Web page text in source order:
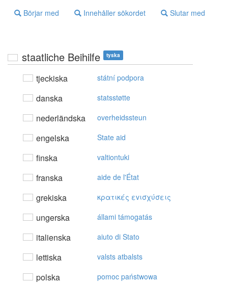
Börjar med Innehåller sökordet Slutar med
staatliche Beihilfe tyska
tjeckiska státní podpora
danska statsstøtte
nederländska overheidssteun
engelska State aid
finska valtiontuki
franska aide de l'État
grekiska κρατικές εvισχύσεις
ungerska állami támogatás
italienska aiuto di Stato
lettiska valsts atbalsts
polska pomoc państwowa